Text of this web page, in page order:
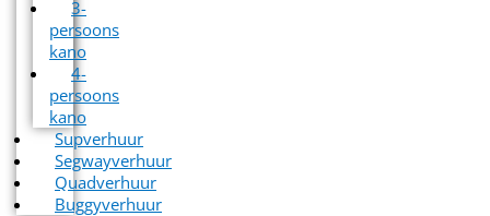
3-
persoons
kano
4-
persoons
kano
Supverhuur
Segwayverhuur
Quadverhuur
Buggyverhuur